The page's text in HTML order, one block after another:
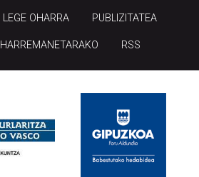
LEGE OHARRA PUBLIZITATEA
HARREMANETARAKO RSS